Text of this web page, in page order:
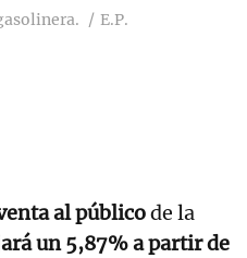
E.P.
al públicode la
un 5,87% a partir de